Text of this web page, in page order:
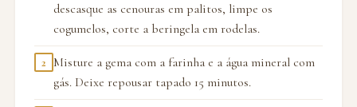
descasque as cenouras em palitos, limpe os
cogumelos, corte a beringela em rodelas.
2
Misture a gema com a farinha e a água mineral com
gás. Deixe repousar tapado 15 minutos.